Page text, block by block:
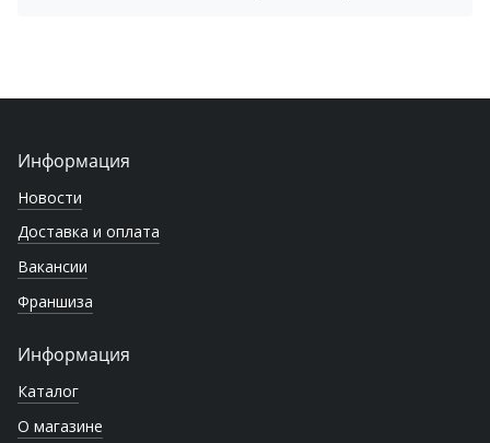
Информация
Новости
Доставка и оплата
Вакансии
Франшиза
Информация
Каталог
О магазине